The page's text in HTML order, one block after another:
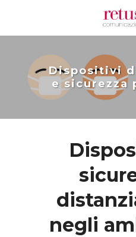
Dispositivi
e sicurezza
negli